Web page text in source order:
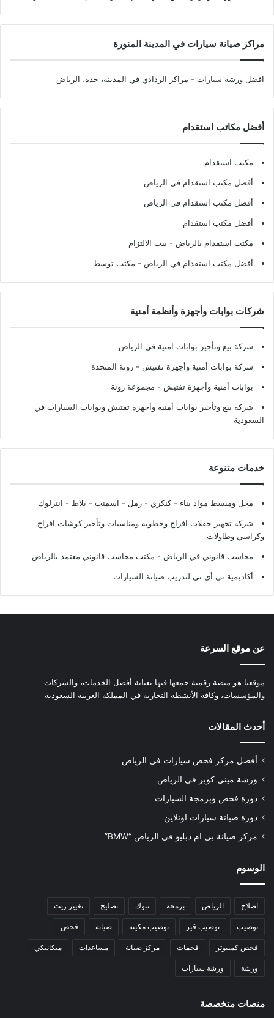
مراكز صيانة سيارات في المدينة المنورة
افضل ورشة سيارات - مراكز الردادي في المدينة، جدة، الرياض
أفضل مكاتب استقدام
مكتب استقدام
أفضل مكتب استقدام في الرياض
أفضل مكتب استقدام في الرياض
أفضل مكتب استقدام
مكتب استقدام بالرياض - بيت الالتزام
أفضل مكتب استقدام في الرياض - مكتب توسط
شركات بوابات وأجهزة وأنظمة أمنية
شركة بيع وتأجير بوابات امنية في الرياض
شركة بوابات أمنية وأجهزة تفتيش - زونة المتحدة
بوابات أمنية وأجهزة تفتيش - مجموعة زونة
شركة بيع وتأجير بوابات أمنية وأجهزة تفتيش وبوابات السيارات في
السعودية
خدمات متنوعة
محل ومبسط مواد بناء - كنكري - رمل - اسمنت - بلاط - انترلوك
شركة تجهيز حفلات افراح وخطوبة ومناسبات وتأجير كوشات افراح
وكراسي وطاولات
محاسب قانوني في الرياض - مكتب محاسب قانوني معتمد بالرياض
أكاديمية تي أي تي لتدريب صيانة السيارات
عن موقع السرعة
موقعنا هو منصة رقمية جمعها فيها بعناية أفضل الخدمات، والشركات
والمؤسسات، وكافة الأنشطة التجارية في المملكة العربية السعودية
أحدث المقالات
أفضل مركز فحص سيارات في الرياض
ورشة ميني كوبر في الرياض
دورة فحص وبرمجة السيارات
دورة صيانة سيارات اونلاين
مركز صيانة بي ام دبليو في الرياض “BMW”
الوسوم
اصلاح الرياض برمجة تبوك تصليح تغيير زيت
توضيب توضيب قير توضيب مكينة صيانة فحص
فحص كمبيوتر فحمات مركز صيانة مساعدات ميكانيكي
ورشة ورشة سيارات
منصات متخصصة